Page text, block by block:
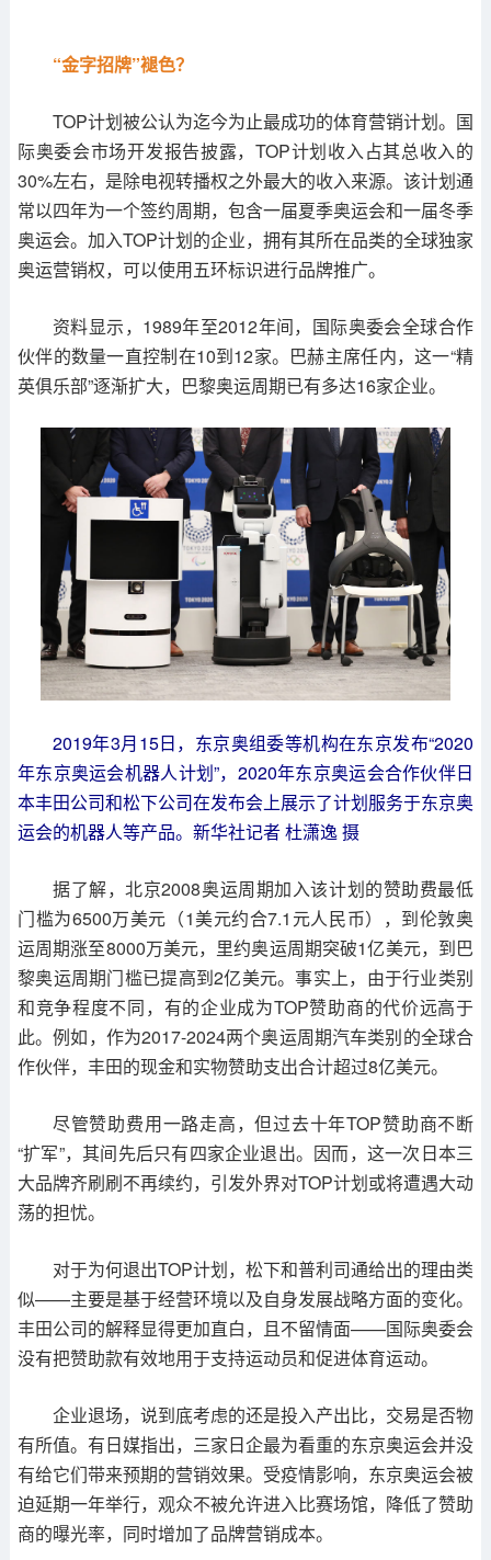
“金字招牌”褪色？
TOP计划被公认为迄今为止最成功的体育营销计划。国
际奥委会市场开发报告披露，TOP计划收入占其总收入的
30%左右，是除电视转播权之外最大的收入来源。该计划通
常以四年为一个签约周期，包含一届夏季奥运会和一届冬季
奥运会。加入TOP计划的企业，拥有其所在品类的全球独家
奥运营销权，可以使用五环标识进行品牌推广。
资料显示，1989年至2012年间，国际奥委会全球合作
伙伴的数量一直控制在10到12家。巴赫主席任内，这一“精
英俱乐部”逐渐扩大，巴黎奥运周期已有多达16家企业。
2019年3月15日，东京奥组委等机构在东京发布“2020
年东京奥运会机器人计划”，2020年东京奥运会合作伙伴日
本丰田公司和松下公司在发布会上展示了计划服务于东京奥
运会的机器人等产品。新华社记者 杜潇逸 摄
据了解，北京2008奥运周期加入该计划的赞助费最低
门槛为6500万美元（1美元约合7.1元人民币），到伦敦奥
运周期涨至8000万美元，里约奥运周期突破1亿美元，到巴
黎奥运周期门槛已提高到2亿美元。事实上，由于行业类别
和竞争程度不同，有的企业成为TOP赞助商的代价远高于
此。例如，作为2017-2024两个奥运周期汽车类别的全球合
作伙伴，丰田的现金和实物赞助支出合计超过8亿美元。
尽管赞助费用一路走高，但过去十年TOP赞助商不断
“扩军”，其间先后只有四家企业退出。因而，这一次日本三
大品牌齐刷刷不再续约，引发外界对TOP计划或将遭遇大动
荡的担忧。
对于为何退出TOP计划，松下和普利司通给出的理由类
似——主要是基于经营环境以及自身发展战略方面的变化。
丰田公司的解释显得更加直白，且不留情面——国际奥委会
没有把赞助款有效地用于支持运动员和促进体育运动。
企业退场，说到底考虑的还是投入产出比，交易是否物
有所值。有日媒指出，三家日企最为看重的东京奥运会并没
有给它们带来预期的营销效果。受疫情影响，东京奥运会被
迫延期一年举行，观众不被允许进入比赛场馆，降低了赞助
商的曝光率，同时增加了品牌营销成本。